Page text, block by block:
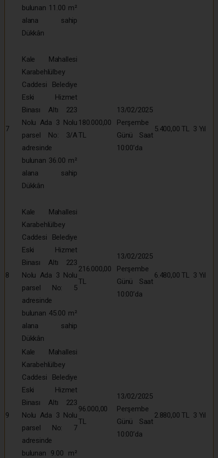
bulunan 11.00 m²
alana sahip
Dükkân
7
Kale Mahallesi
Karabehlülbey
Caddesi Belediye
Eski Hizmet
Binası Altı 223
Nolu Ada 3 Nolu
parsel No: 3/A
adresinde
bulunan 36.00 m²
alana sahip
Dükkân
180.000,00
TL
13/02/2025
Perşembe
Günü Saat
10:00’da
5.400,00 TL 3 Yıl
8
Kale Mahallesi
Karabehlülbey
Caddesi Belediye
Eski Hizmet
Binası Altı 223
Nolu Ada 3 Nolu
parsel No: 5
adresinde
bulunan 45.00 m²
alana sahip
Dükkân
216.000,00
TL
13/02/2025
Perşembe
Günü Saat
10:00’da
6.480,00 TL 3 Yıl
9
Kale Mahallesi
Karabehlülbey
Caddesi Belediye
Eski Hizmet
Binası Altı 223
Nolu Ada 3 Nolu
parsel No: 7
adresinde
bulunan 9.00 m²
96.000,00
TL
13/02/2025
Perşembe
Günü Saat
10:00’da
2.880,00 TL 3 Yıl